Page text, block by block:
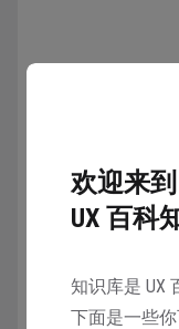
欢迎来到
UX 百科
知识库是 UX
下面是一些